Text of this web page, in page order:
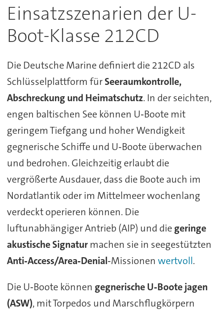
Einsatzszenarien der U-
Boot-Klasse 212CD
Die Deutsche Marine definiert die 212CD als
Schlüsselplattform fürSeeraumkontrolle,
Abschreckung und Heimatschutz. In der seichten,
engen baltischen See können U‑Boote mit
geringem Tiefgang und hoher Wendigkeit
gegnerische Schiffe und U‑Boote überwachen
und bedrohen. Gleichzeitig erlaubt die
vergrößerte Ausdauer, dass die Boote auch im
Nordatlantik oder im Mittelmeer wochenlang
verdeckt operieren können. Die
luftunabhängiger Antrieb (AIP) und die geringe
akustische Signaturmachen sie in seegestützten
Anti‑Access/Area‑Denial‑Missionen wertvoll.
Die U‑Boote können gegnerische U‑Boote jagen
(ASW), mit Torpedos und Marschflugkörpern